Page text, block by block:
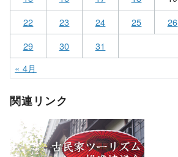
22
23 24 25 26
29
30
31
« 4月
関連リンク